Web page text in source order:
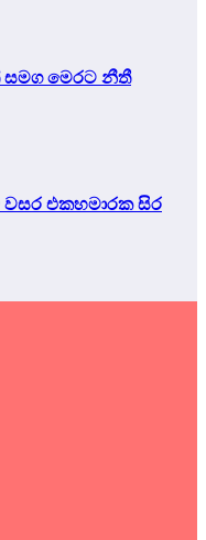
මෙරට නීතී
වසර එකහමාරක සිර